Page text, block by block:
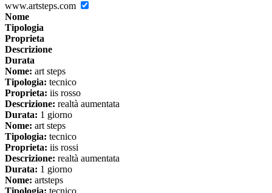
www.artsteps.com
Nome
Tipologia
Proprieta
Descrizione
Durata
Nome: art steps
Tipologia: tecnico
Proprieta: iis rosso
Descrizione: realtà aumentata
Durata: 1 giorno
Nome: art steps
Tipologia: tecnico
Proprieta: iis rossi
Descrizione: realtà aumentata
Durata: 1 giorno
Nome: artsteps